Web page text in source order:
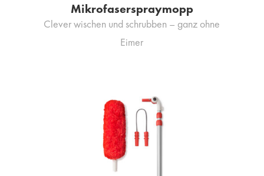
Mikrofaserspraymopp
Clever wischen und schrubben – ganz ohne
Eimer